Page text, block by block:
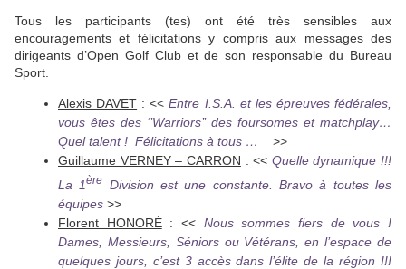
Tous les participants (tes) ont été très sensibles aux
encouragements et félicitations y compris aux messages des
dirigeants d’Open Golf Club et de son responsable du Bureau
Sport.
Alexis DAVET : <<Entre I.S.A. et les épreuves fédérales,
vous êtes des ‘’Warriors’’ des foursomes et matchplay…
Quel talent ! Félicitations à tous …
>>
Guillaume VERNEY – CARRON : << Quelle dynamique !!!
La 1ère
Division est une constante. Bravo à toutes les
équipes >>
Florent HONORÉ: << Nous sommes fiers de vous !
Dames, Messieurs, Séniors ou Vétérans, en l’espace de
quelques jours, c’est 3 accès dans l’élite de la région !!!